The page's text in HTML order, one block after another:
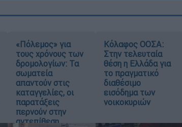
«Πόλεμος» για
τους χρόνους των
δρομολογίων: Τα
σωματεία
απαντούν στις
καταγγελίες, οι
παρατάξεις
περνούν στην
αντεπίθεση
Κόλαφος ΟΟΣΑ:
Στην τελευταία
θέση η Ελλάδα για
το πραγματικό
διαθέσιμο
εισόδημα των
νοικοκυριών